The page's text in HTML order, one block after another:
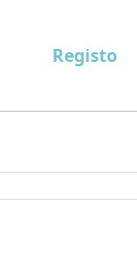
Registo